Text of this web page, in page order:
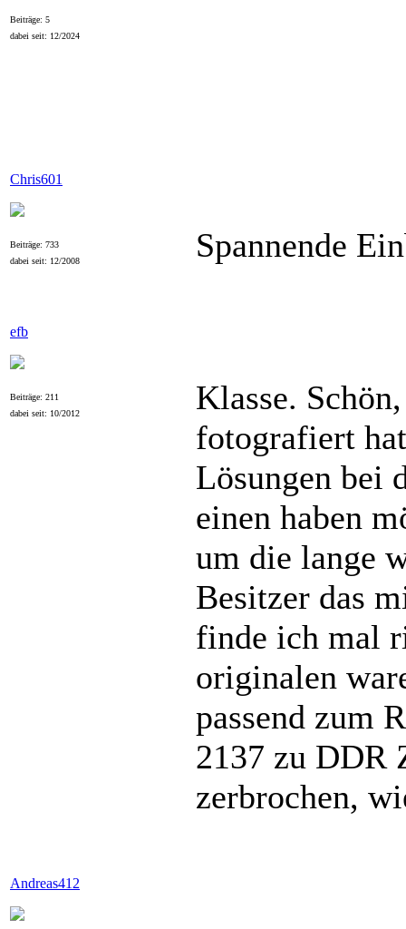
Beiträge: 5
dabei seit: 12/2024
Chris601
Beiträge: 733
dabei seit: 12/2008
Spannende
efb
Beiträge: 211
dabei seit: 10/2012
Klasse.
fotografiert
Lösungen bei
einen haben
um die lange
Besitzer das
finde ich mal
originalen
passend zum
2137 zu DDR
zerbrochen,
Andreas412